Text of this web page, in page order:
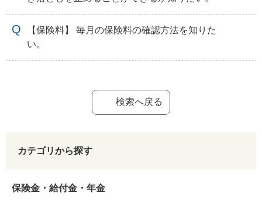
【保険料】 毎月の保険料の確認方法を知りた
い。
検索へ戻る
カテゴリから探す
保険金・給付金・年金